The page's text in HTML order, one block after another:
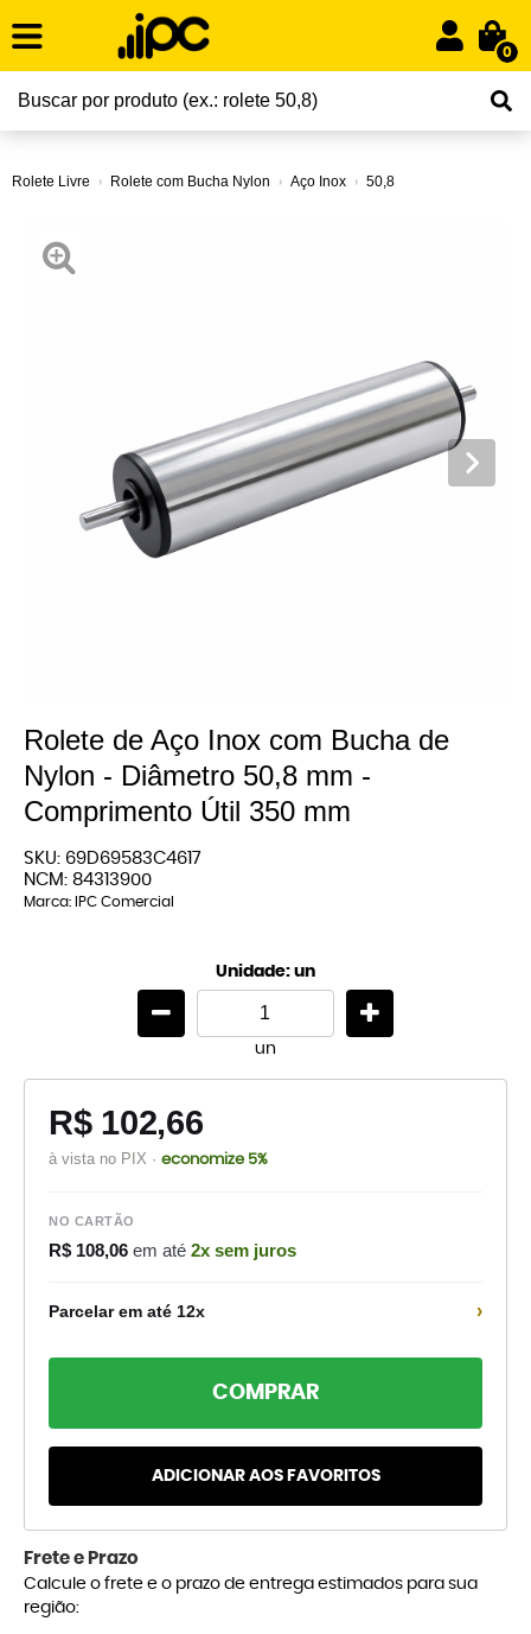
0
Rolete Livre Rolete com Bucha Nylon Aço Inox 50,8
Rolete de Aço Inox com Bucha de
Nylon - Diâmetro 50,8 mm -
Comprimento Útil 350 mm
SKU: 69D69583C4617
NCM: 84313900
Marca: IPC Comercial
Unidade: un
un
R$ 102,66
à vista no PIX · economize 5%
NO CARTÃO
R$ 108,06 em até 2x sem juros
Parcelar em até 12x ›
COMPRAR
ADICIONAR AOS FAVORITOS
Frete e Prazo
Calcule o frete e o prazo de entrega estimados para sua
região: